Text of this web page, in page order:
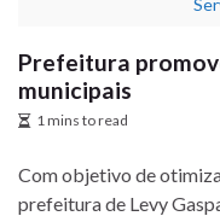
Prefeitura
municipais
1 mins to read
Com objetivo de
prefeitura de Levy